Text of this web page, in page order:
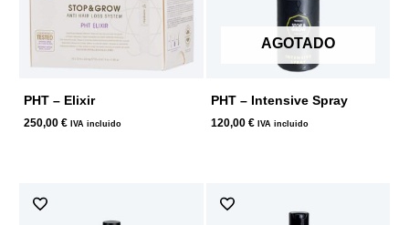
PHT – Elixir
250,00 € IVA incluido
AGOTADO
PHT – Intensive Spray
120,00 € IVA incluido